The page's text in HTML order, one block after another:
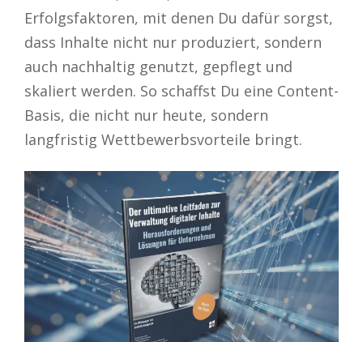
Erfolgsfaktoren, mit denen Du dafür sorgst,
dass Inhalte nicht nur produziert, sondern
auch nachhaltig genutzt, gepflegt und
skaliert werden. So schaffst Du eine Content-
Basis, die nicht nur heute, sondern
langfristig Wettbewerbsvorteile bringt.